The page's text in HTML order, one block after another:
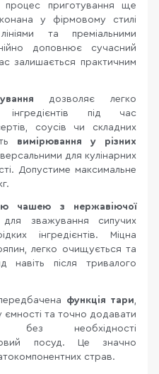
процес приготування ще
у фірмовому стилі
та преміальними
доповнює сучасний
залишається практичним
дозволяє легко
інгредієнтів під час
соусів чи складних
вимірювання у різних
для кулінарних
Допустиме максимальне
чашею з нержавіючої
зважування сипучих
інгредієнтів. Міцна
легко очищується та
навіть після тривалого
функція тари,
та точно додавати
без необхідності
посуд. Це значно
страв.